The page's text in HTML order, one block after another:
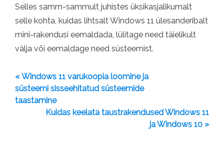
Selles samm-sammult juhistes üksikasjalikumalt
selle kohta, kuidas lihtsalt Windows 11 ülesanderibalt
mini-rakendusi eemaldada, lülitage need täielikult
välja või eemaldage need süsteemist.
« Windows 11 varukoopia loomine ja
süsteemi sisseehitatud süsteemide
taastamine
Kuidas keelata taustrakendused Windows 11
ja Windows 10 »